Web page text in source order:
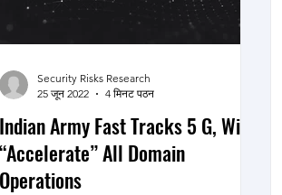
Indian Army Fast Tracks 5 G, Will
“Accelerate” All Domain
Operations
Security Risks Research
25 जून 2022
4 मिनट पठन